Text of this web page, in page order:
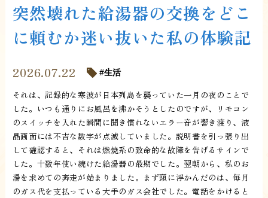
突然壊れた給湯器の交換をどこ
に頼むか迷い抜いた私の体験記
2026.07.22 生活
それは、記録的な寒波が日本列島を襲っていた一月の夜のことで
した。いつも通りにお風呂を沸かそうとしたのですが、リモコン
のスイッチを入れた瞬間に聞き慣れないエラー音が響き渡り、液
晶画面には不吉な数字が点滅していました。説明書を引っ張り出
して確認すると、それは燃焼系の致命的な故障を告げるサインで
した。十数年使い続けた給湯器の最期でした。翌朝から、私のお
湯を求めての奔走が始まりました。まず頭に浮かんだのは、毎月
のガス代を支払っている大手のガス会社でした。電話をかけると